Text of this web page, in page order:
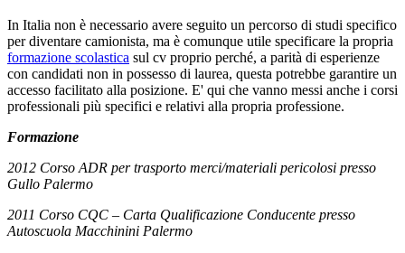
In Italia non è necessario avere seguito un percorso di studi specifico
per diventare camionista, ma è comunque utile specificare la propria
formazione scolastica sul cv proprio perché, a parità di esperienze
con candidati non in possesso di laurea, questa potrebbe garantire un
accesso facilitato alla posizione. E' qui che vanno messi anche i corsi
professionali più specifici e relativi alla propria professione.
Formazione
2012 Corso ADR per trasporto merci/materiali pericolosi presso
Gullo Palermo
2011 Corso CQC – Carta Qualificazione Conducente presso
Autoscuola Macchinini Palermo